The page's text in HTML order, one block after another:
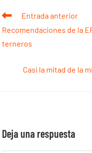
Entrada anterior
Recomendaciones de la
terneros
Casi la mitad de la
Deja una respuesta